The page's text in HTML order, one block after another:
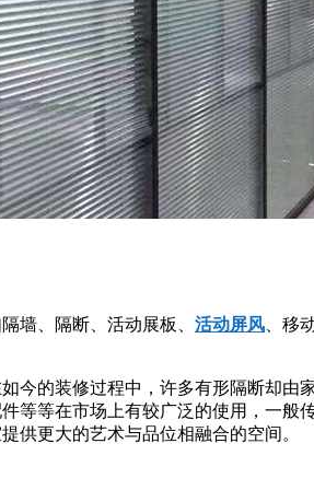
墙、隔断、活动展板、 活动屏风 、移
今的装修过程中，许多有形隔断却
等等在市场上有较广泛的使用，一
供更大的艺术与品位相融合的空间。